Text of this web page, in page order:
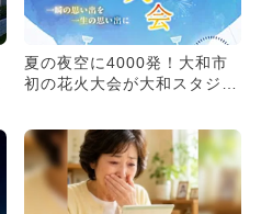
夏の夜空に4000発！大和市
初の花火大会が大和スタジア